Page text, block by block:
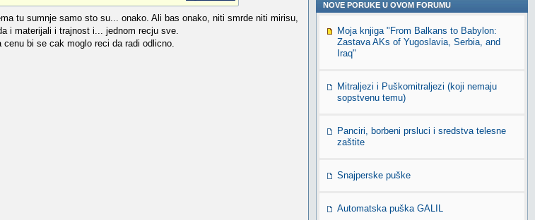
tu sumnje samo sto su... onako. Ali bas onako, niti smrde niti mirisu,
i materijali i trajnost i... jednom recju sve.
bi se cak moglo reci da radi odlicno.
NOVE PORUKE U OVOM FORUMU
Moja knjiga "From Balkans to Babylon:
Zastava AKs of Yugoslavia, Serbia, and
Iraq"
Mitraljezi i Puškomitraljezi (koji nemaju
sopstvenu temu)
Panciri, borbeni prsluci i sredstva telesne
zaštite
Snajperske puške
Automatska puška GALIL